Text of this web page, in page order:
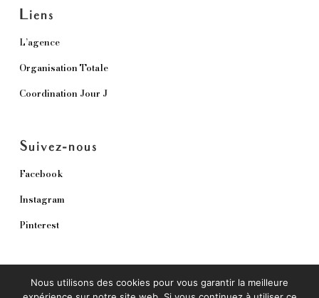
Liens
L’agence
Organisation Totale
Coordination Jour J
Suivez-nous
Facebook
Instagram
Pinterest
Nous utilisons des cookies pour vous garantir la meilleure